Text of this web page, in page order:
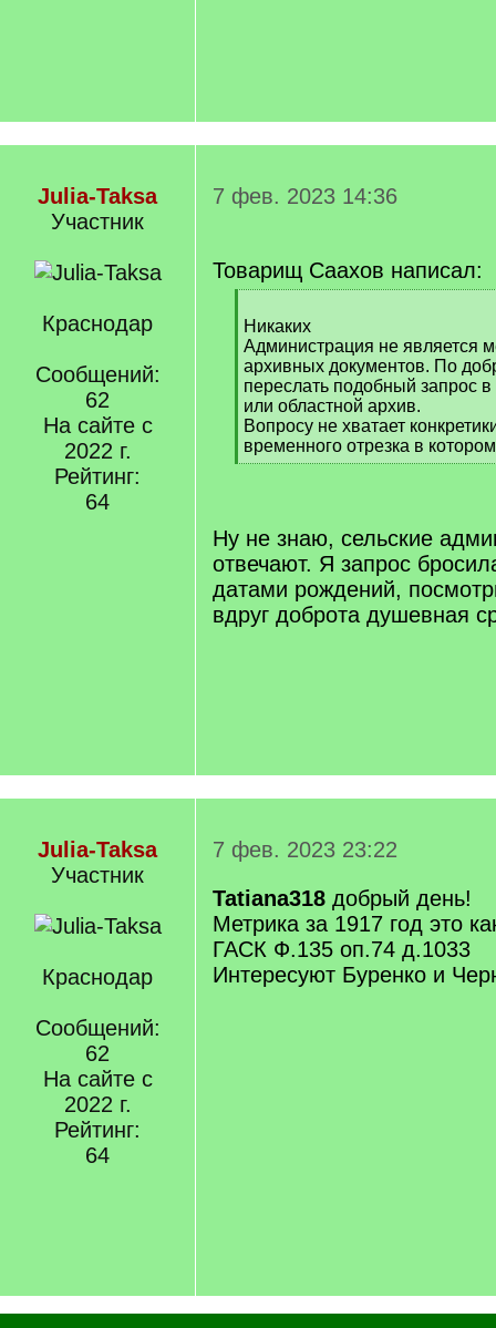
Julia-Taksa
Участник
Краснодар
Сообщений:
62
На сайте с
2022 г.
Рейтинг:
64
7 фев. 2023 14:36
Товарищ Саахов написал:
q
]
Никаких
Администрация не является
архивных документов. По
переслать подобный запрос
или областной архив.
Вопросу не хватает
временного отрезка в
[
Ну не знаю, сельские
отвечают. Я запрос
датами рождений,
вдруг доброта душевная
Julia-Taksa
Участник
Краснодар
Сообщений:
62
На сайте с
2022 г.
Рейтинг:
64
7 фев. 2023 23:22
Tatiana318 добрый день!
Метрика за 1917 год это
ГАСК Ф.135 оп.74 д.1033
Интересуют Буренко и